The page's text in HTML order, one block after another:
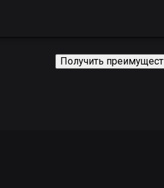
Получить